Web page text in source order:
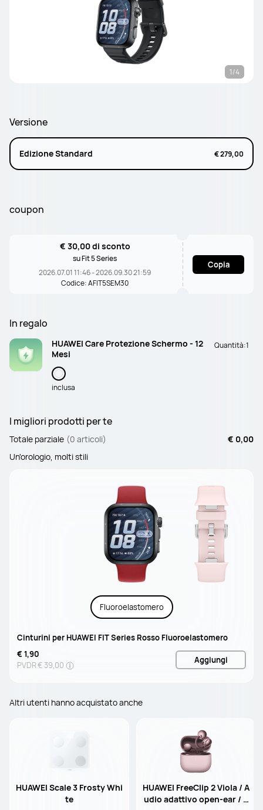
1/4
Versione
Edizione Standard € 279,00
coupon
€ 30,00 di sconto
su Fit 5 Series
2026.07.01 11:46 - 2026.09.30 21:59
Codice: AFIT5SEM30
Copia
In regalo
HUAWEI Care Protezione Schermo - 12
Mesi
inclusa
Quantità:1
I migliori prodotti per te
Totale parziale (0 articoli)
€ 0,00
Un'orologio, molti stili
Fluoroelastomero
Cinturini per HUAWEI FIT Series Rosso Fluoroelastomero
€ 1,90
PVDR€ 39,00 Aggiungi
Altri utenti hanno acquistato anche
HUAWEI Scale 3 Frosty Whi
te
HUAWEI FreeClip 2 Viola / A
udio adattivo open-ear / 9